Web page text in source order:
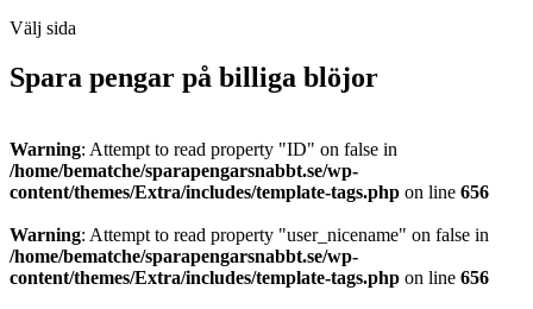
Välj sida
Spara pengar på billiga blöjor
Warning: Attempt to read property "ID" on false in
/home/bematche/sparapengarsnabbt.se/wp-
content/themes/Extra/includes/template-tags.php on line 656
Warning: Attempt to read property "user_nicename" on false in
/home/bematche/sparapengarsnabbt.se/wp-
content/themes/Extra/includes/template-tags.php on line 656